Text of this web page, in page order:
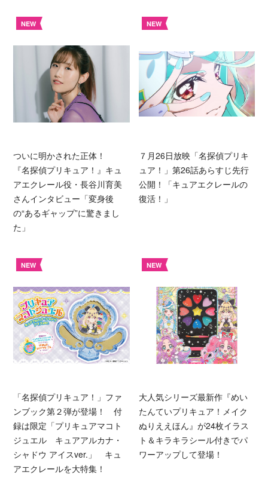
NEW
ついに明かされた正体！
『名探偵プリキュア！』キュ
アエクレール役・長谷川育美
さんインタビュー「変身後
の“あるギャップ”に驚きまし
た」
NEW
７月26日放映「名探偵プリキ
ュア！」第26話あらすじ先行
公開！「キュアエクレールの
復活！」
NEW
「名探偵プリキュア！」ファ
ンブック第２弾が登場！ 付
録は限定「プリキュアマコト
ジュエル キュアアルカナ・
シャドウ アイスver.」 キュ
アエクレールを大特集！
NEW
大人気シリーズ最新作『めい
たんていプリキュア！メイク
ぬりええほん』が24枚イラス
ト＆キラキラシール付きでパ
ワーアップして登場！